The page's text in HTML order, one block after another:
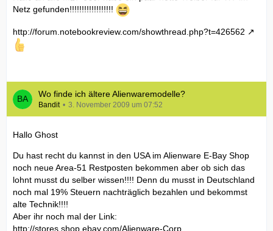
Netz gefunden!!!!!!!!!!!!!!!!!!
http://forum.notebookreview.com/showthread.php?t=426562
Wo finde ich ältere Alienwaremodelle?
Bandit 3. November 2009 um 07:52
Hallo Ghost
Du hast recht du kannst in den USA im Alienware E-Bay Shop
noch neue Area-51 Restposten bekommen aber ob sich das
lohnt musst du selber wissen!!!! Denn du musst in Deutschland
noch mal 19% Steuern nachträglich bezahlen und bekommst
alte Technik!!!!
Aber ihr noch mal der Link:
http://stores.shop.ebay.com/Alienware-Corp…